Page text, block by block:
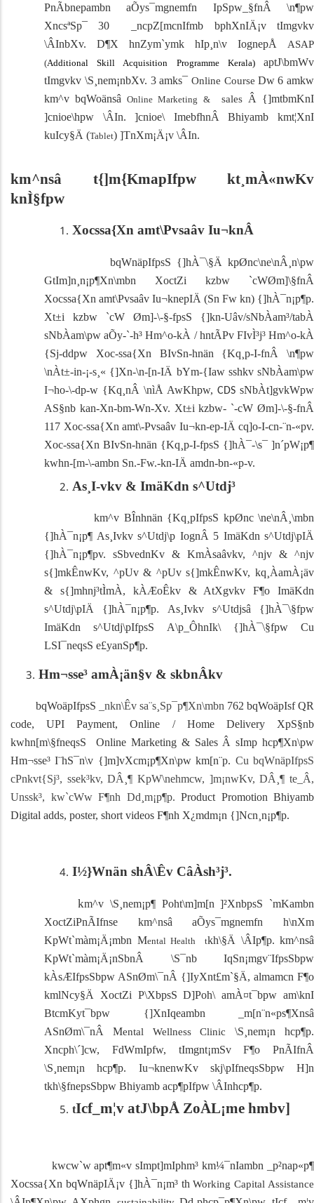
PnÃbnepambn aÕys¯mgnemfn IpSpw_§fnÂ \n¶pw
XncsªSp¯ 30 _ncpZ[mcnIfmb bphXnIÄ¡v tImgvkv
\ÂInbXv. D¶X hnZym`ymk hIp¸n\v IognepÅ ASAP
(Additional Skill Acquisition Programme Kerala) aptJ\bmWv
tImgvkv \S¸nem¡nbXv. 3 amks¯ Online Course Dw 6 amkw
km^v bqWoänsâOnline Marketing &sales Â {]mtbmKnI
]cnioe\hpw \ÂIn. ]cnioe\ ImebfhnÂ Bhiyamb kmt¦XnI
kuIcy§Ä (Tablet) ]TnXm¡Ä¡v \ÂIn.
km^nsâ t{]m{KmapIfpw kt¸mÀ«nwKv
knÌ§fpw
Xocssa{Xn amt\Pvsaâv Iu¬knÂ
bqWnäpIfpsS {]hÀ¯\§Ä kpØnc\ne\nÂ¸n\pw
GtIm]n¸n¡p¶Xn\mbn XoctZi kzbw `cWØm]\§fnÂ
Xocssa{Xn amt\Pvsaâv Iu¬knepIÄ (Sn Fw kn) {]hÀ¯n¡p¶p.
Xt±i kzbw `cW Øm]-\-§-fpsS {]kn-Uâv/sNbÀam³/tabÀ
sNbÀam\pw aÕy-`-h³ Hm^o-kÀ / hntÃPv FIvÌ³j³ Hm^o-kÀ
{Sj-ddpw Xoc-ssa{Xn BIvSn-hnän {Kq¸p-I-fnÂ \n¶pw
\nÀt±-in-¡-s¸« {]Xn-\n-[n-IÄ bYm-{Iaw sshkv sNbÀam\pw
I¬ho-\-dp-w {Kq¸nÂ \nìÅ AwKhpw, CDS sNbÀt]gvkWpw
AS§nb kan-Xn-bm-Wn-Xv. Xt±i kzbw- `-cW Øm]-\-§-fnÂ
117 Xoc-ssa{Xn amt\-Pvsaâv Iu¬kn-ep-IÄ cq]o-I-cn-¨n-«p­v.
Xoc-ssa{Xn BIvSn-hnän {Kq¸p-I-fpsS {]hÀ¯-\s¯ ]n´pW¡p¶
kwhn-[m-\-ambn Sn.-Fw.-kn-IÄ amdn-bn-«p-­v.
As¸I-vkv & ImäKdn s^Utdj³
km^v BÎnhnän {Kq¸pIfpsS kpØnc \ne\nÂ¸\mbn
{]hÀ¯n¡p¶ As¸Ivkv s^Utdj\p IognÂ 5 ImäKdn s^Utdj\pIÄ
{]hÀ¯n¡p¶p­v. sSbvednKv & KmÀsaâvkv, ^njv & ^njv
s{]mkÊnwKv, ^pUv & ^pUv s{]mkÊnwKv, kq¸ÀamÀ¡äv
& s{]mhnj³tÌmÀ, kÀÆoÊkv & AtXgvkv F¶o ImäKdn
s^Utdj\pIÄ {]hÀ¯n¡p¶p. As¸Ivkv s^Utdjsâ {]hÀ¯\§fpw
ImäKdn s^Utdj\pIfpsS A\p_ÔhnIk\ {]hÀ¯\§fpw Cu
LSI¯neqsS e£yanSp¶p.
Hm¬sse³ amÀ¡än§v & skbnÂkv
bqWoäpIfpsS _nkn\Êv sa¨s¸Sp¯p¶Xn\mbn 762 bqWoäpIsfQR
code, UPI Payment, Online / Home Delivery XpS§nb
kwhn[m\§fneqsS Online Marketing & Sales Â sIm­p hcp¶Xn\pw
Hm¬sse³ I¨hS¯n\v {]m]vXcm¡p¶Xn\pw km[n¨p. Cu bqWnäpIfpsS
cPnkvt{Sj³, ssek³kv, DÂ¸¶ KpW\nehmcw, ]m¡nwKv, DÂ¸¶ te_Â,
Unssk³, kw`cWw F¶nh Dd¸m¡p¶p. Product Promotion Bhiyamb
Digital adds, poster, short videos F¶nh X¿mdm¡n {]Ncn¸n¡p¶p.
I½}Wnän shÂ\Êv CâÀsh³j³.
km^v \S¸nem¡p¶ Poht\m]m[n ]²XnbpsS `mKambn
XoctZiPnÃIfnse km^nsâ aÕys¯mgnemfn h\nXm
KpWt`màm¡Ä¡mbn Mental Health tkh\§Ä \ÂIp¶p. km^nsâ
KpWt`màm¡Ä¡nSbnÂ \S¯nb IqSn¡mgv¨IfpsSbpw
kÀsÆIfpsSbpw ASnØm\¯nÂ {]IyXnt£m`§Ä, almamcn F¶o
kmlNcy§Ä XoctZi P\XbpsS D]Poh\ amÀ¤t¯bpw am\knI
BtcmKyt¯bpw {]XnIqeambn _m[n¨n«ps­¶Xnsâ
ASnØm\¯nÂ Mental Wellness Clinic\S¸nem¡n hcp¶p.
Xncph\´]cw, FdWmIpfw, tImgnt¡mSv F¶o PnÃIfnÂ
\S¸nem¡n hcp¶p. Iu¬knenwKv skj\pIfneqsSbpw H]n
tkh\§fnepsSbpw Bhiyamb acp¶pIfpw \ÂInhcp¶p.
tIcf_m¦v atJ\bpÅ ZoÀL¡me hmbv]
kwcw`w apt¶m«v sIm­pt]mIphm³ km¼¯nIambn _p²nap«p¶
Xocssa{Xn bqWnäpIÄ¡v {]hÀ¯n¡m³ th­Working Capital Assistance